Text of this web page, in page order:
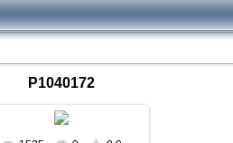
P1040172